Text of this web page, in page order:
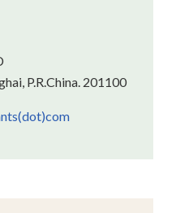
P.R.China. 201100